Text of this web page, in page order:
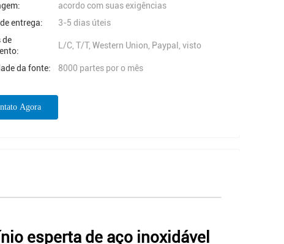
acordo com suas exigências
entrega:
3-5 dias úteis
de
L/C, T/T, Western Union, Paypal, visto
da fonte: 8000 partes por o mês
Agora
esperta de aço inoxidável